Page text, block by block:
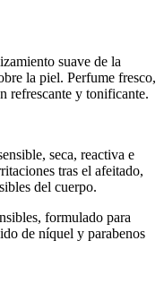
suave de la
la piel. Perfume fresco,
refrescante y tonificante.
seca, reactiva e
tras el afeitado,
del cuerpo.
formulado para
de níquel y parabenos